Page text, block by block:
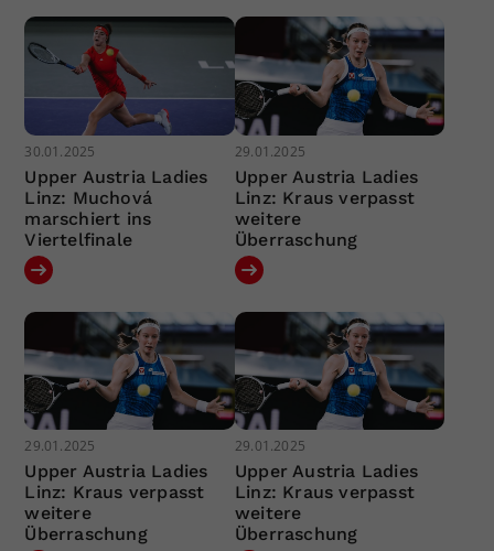
30.01.2025
Upper Austria Ladies
Linz: Muchová
marschiert ins
Viertelfinale
29.01.2025
Upper Austria Ladies
Linz: Kraus verpasst
weitere
Überraschung
29.01.2025
Upper Austria Ladies
Linz: Kraus verpasst
weitere
Überraschung
29.01.2025
Upper Austria Ladies
Linz: Kraus verpasst
weitere
Überraschung